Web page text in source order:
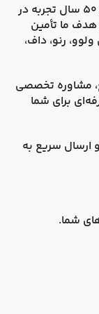
، به عنوان فروشگاهی با بیش از 50 سال تجربه در
ما تأمین
ولوو، رنو، داف،
مشاوره تخصصی
برای شما
و ارسال سریع به
شما.